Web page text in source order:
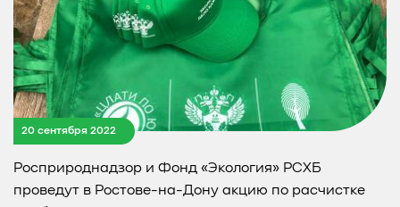
20 сентября 2022
Росприроднадзор и Фонд «Экология» РСХБ
проведут в Ростове-на-Дону акцию по расчистке